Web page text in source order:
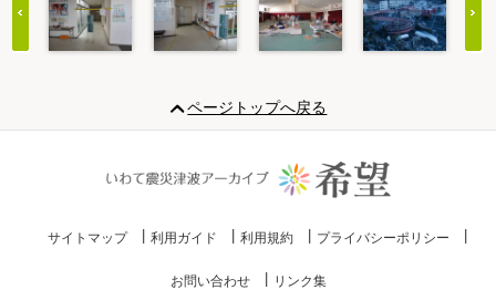
20
ページトップへ戻る
サイトマップ 利用ガイド 利用規約 プライバシーポリシー
お問い合わせ リンク集